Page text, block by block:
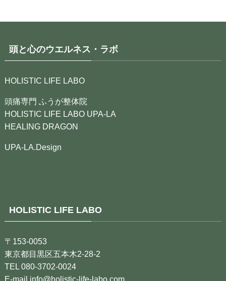
頭と心のウエルネス・ラボ
HOLISTIC LIFE LABO
頭痛専門 ふうが整体院
HOLISTIC LIFE LABO UPA-LA
HEALING DRAGON
UPA-LA.Design
HOLISTIC LIFE LABO
〒153-0053
東京都目黒区五本木2-28-2
TEL 080-3702-0024
E-mail info@holistic-life-labo.com